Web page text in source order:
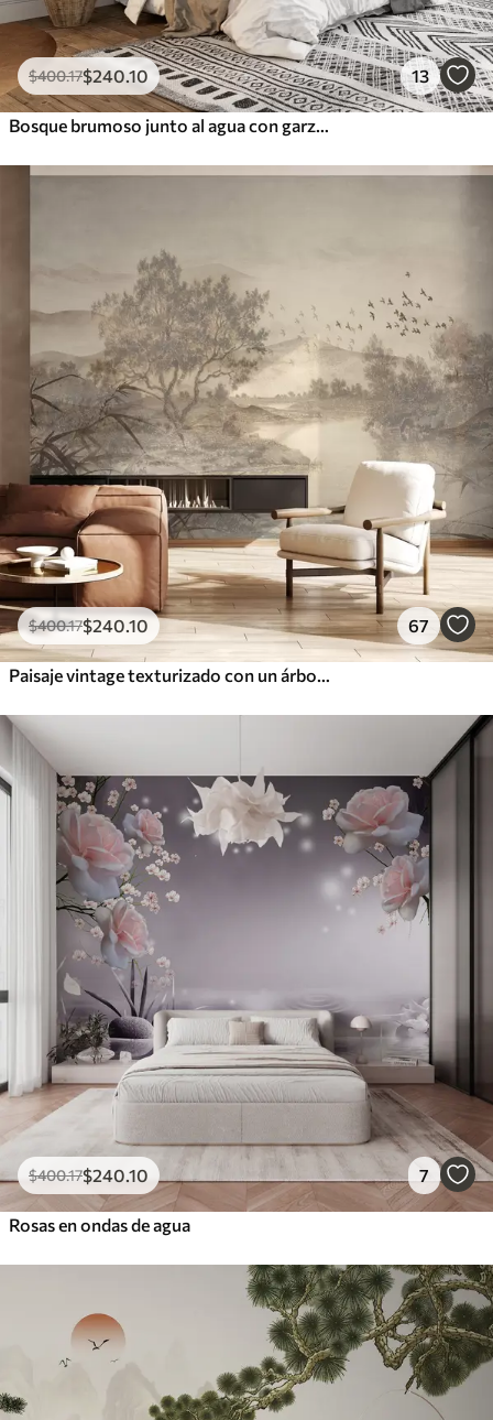
$400.17$240.10 13
Bosque brumoso junto al agua con garzas, paleta de colores suaves y fríos
$400.17$240.10 67
Paisaje vintage texturizado con un árbol cerca de un río y un cielo nublado, arte de la naturaleza en tonos sepia
$400.17$240.10 7
Rosas en ondas de agua